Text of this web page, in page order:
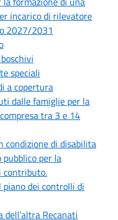
incarico di rilevatore
2027/2031
speciali
a copertura
dalle famiglie per la
tra 3 e 14
condizione di disabilita
per la
contributo.
piano dei controlli di
Recanati